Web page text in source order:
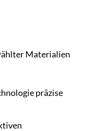
Materialien
präzise